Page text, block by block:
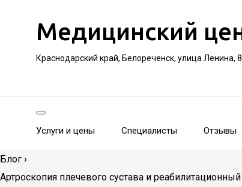
Медицинский
Краснодарский край, Белореченск, улица Ленина,
Услуги и цены Специалисты Отзывы
Блог ›
Артроскопия плечевого сустава и